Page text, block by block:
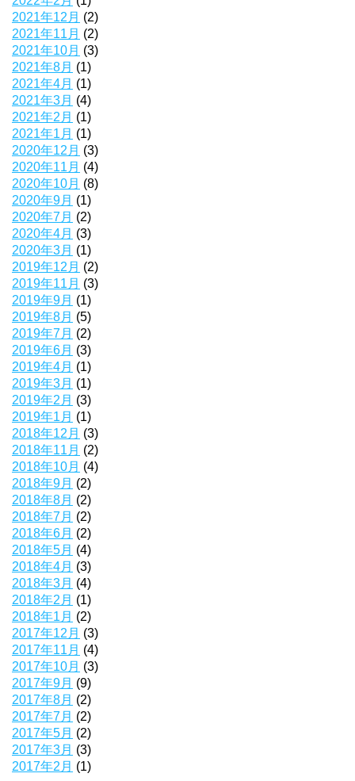
2021年12月 (2)
2021年11月 (2)
2021年10月 (3)
2021年8月 (1)
2021年4月 (1)
2021年3月 (4)
2021年2月 (1)
2021年1月 (1)
2020年12月 (3)
2020年11月 (4)
2020年10月 (8)
2020年9月 (1)
2020年7月 (2)
2020年4月 (3)
2020年3月 (1)
2019年12月 (2)
2019年11月 (3)
2019年9月 (1)
2019年8月 (5)
2019年7月 (2)
2019年6月 (3)
2019年4月 (1)
2019年3月 (1)
2019年2月 (3)
2019年1月 (1)
2018年12月 (3)
2018年11月 (2)
2018年10月 (4)
2018年9月 (2)
2018年8月 (2)
2018年7月 (2)
2018年6月 (2)
2018年5月 (4)
2018年4月 (3)
2018年3月 (4)
2018年2月 (1)
2018年1月 (2)
2017年12月 (3)
2017年11月 (4)
2017年10月 (3)
2017年9月 (9)
2017年8月 (2)
2017年7月 (2)
2017年5月 (2)
2017年3月 (3)
2017年2月 (1)